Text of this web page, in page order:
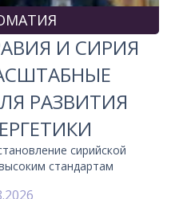
И СИРИЯ
РАЗВИТИЯ
сирийской
стандартам